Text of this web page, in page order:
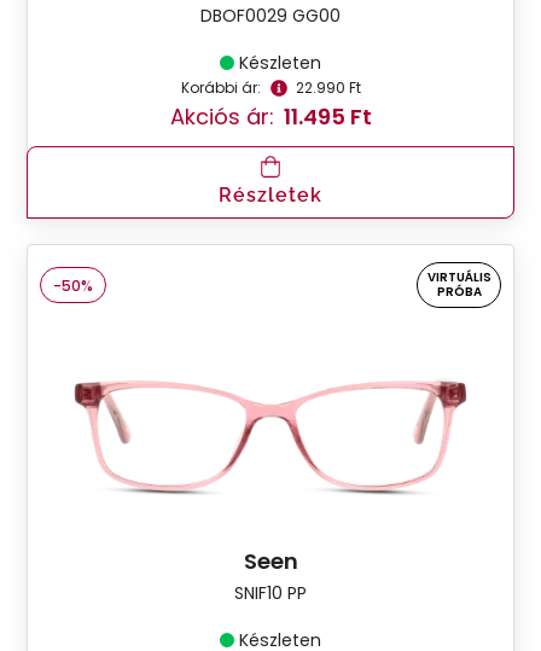
DBOF0029 GG00
Készleten
Korábbi ár: 22.990 Ft
Akciós ár: 11.495 Ft
Részletek
-50%
VIRTUÁLIS
PRÓBA
Seen
SNIF10 PP
Készleten